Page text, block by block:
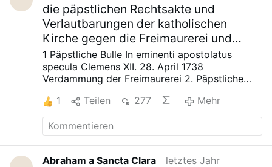
die päpstlichen Rechtsakte und
Verlautbarungen der katholischen
Kirche gegen die Freimaurerei und
Geheimbünde
1 Päpstliche Bulle In eminenti apostolatus
specula Clemens XII. 28. April 1738
Verdammung der Freimaurerei 2. Päpstliche
1751
Gegen die Freimaurerei
Päpstliche Bulle
Ecclesiam a Jesu Christo Pius VII. 13.
September 1821
Anhängern der Freimaurerei 4. Päpstliche Bulle
Geheimbünde 5. Enzyklika Traditi humilitati
1 Teilen 277 Mehr
Abraham a Sancta Clara letztes Jahr